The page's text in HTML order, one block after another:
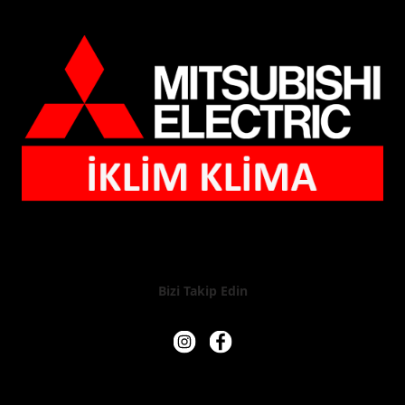
Bizi Takip Edin